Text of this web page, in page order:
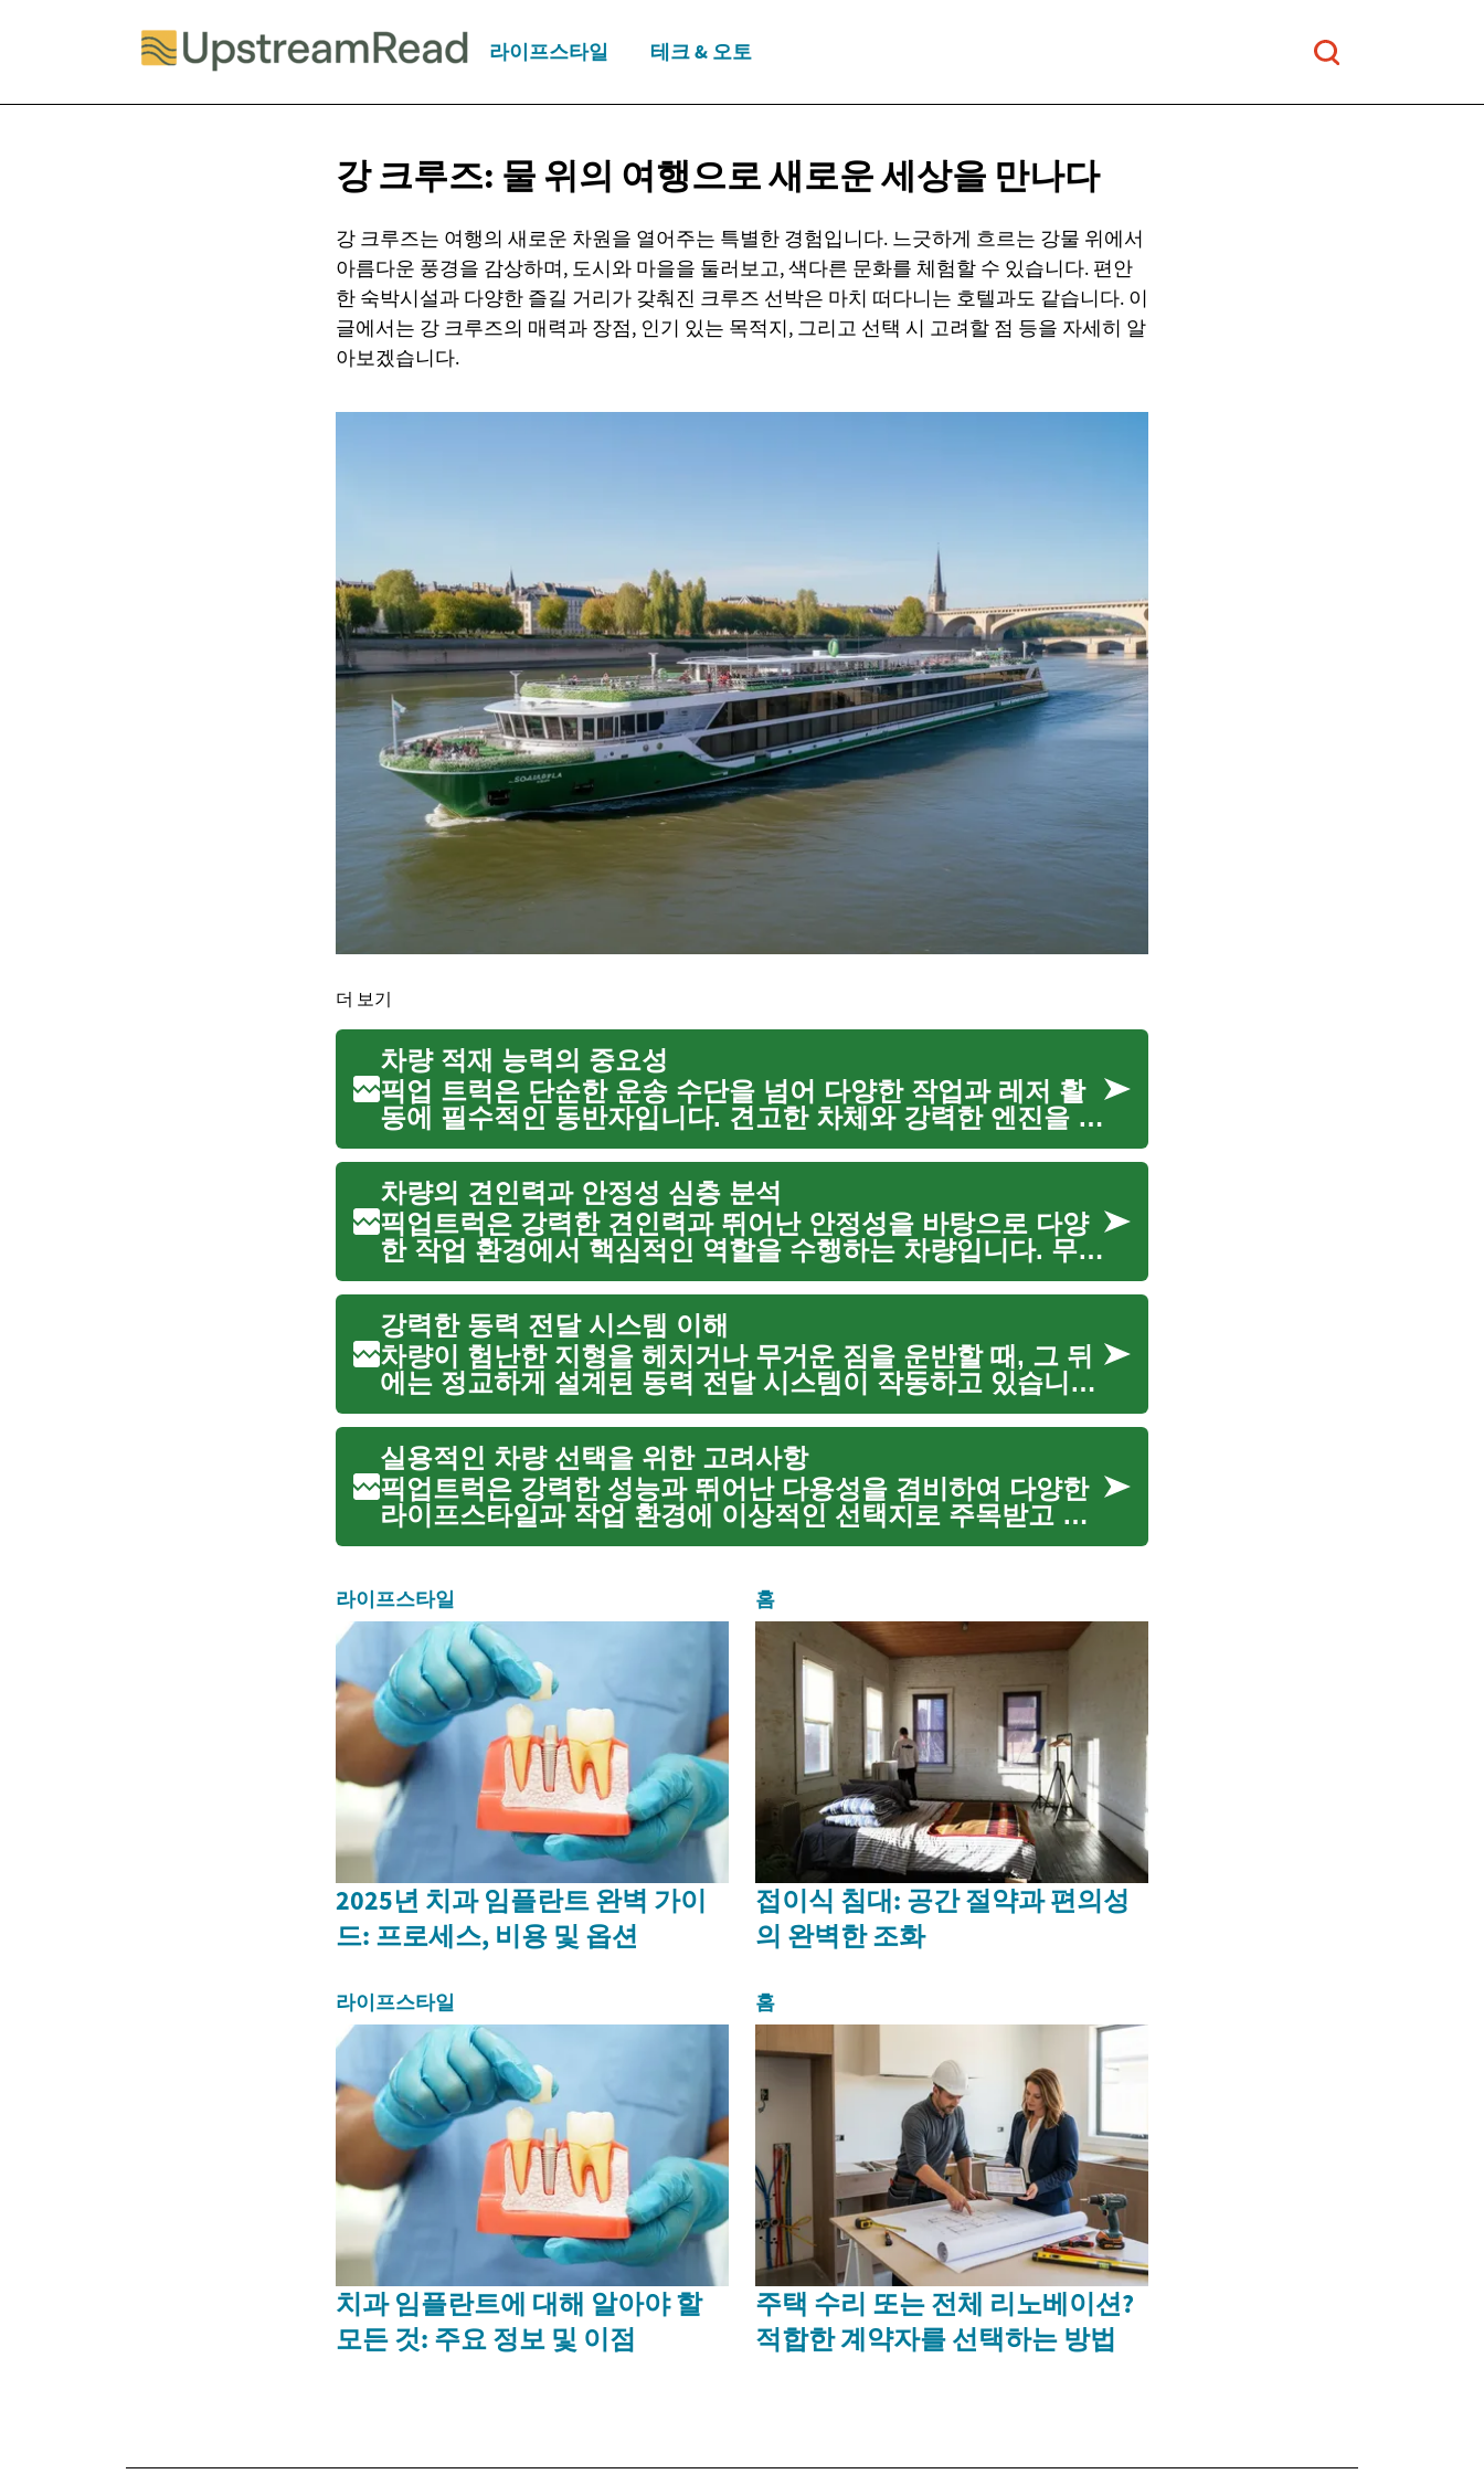
라이프스타일 테크 & 오토
강 크루즈: 물 위의 여행으로 새로운세상을 만나다
강 크루즈는 여행의 새로운 차원을 열어주는 특별한 경험입니다. 느긋하게 흐르는 강물 위에서
아름다운 풍경을 감상하며, 도시와 마을을 둘러보고, 색다른 문화를 체험할 수 있습니다. 편안
한 숙박시설과 다양한 즐길 거리가 갖춰진 크루즈 선박은 마치 떠다니는 호텔과도 같습니다. 이
글에서는 강 크루즈의 매력과 장점, 인기 있는 목적지, 그리고 선택 시 고려할 점 등을 자세히 알
아보겠습니다.
더 보기
차량 적재 능력의 중요성
픽업 트럭은 단순한 운송 수단을 넘어 다양한 작업과 레저 활
동에 필수적인 동반자입니다. 견고한 차체와 강력한 엔진을 바
탕으로 무거운 화물을 운반하고, 험난한 지형을 주파하며, 때
로는 이동식 작업장 역할을 하기도...
차량의 견인력과 안정성 심층 분석
픽업트럭은 강력한 견인력과 뛰어난 안정성을 바탕으로 다양
한 작업 환경에서 핵심적인 역할을 수행하는 차량입니다. 무거
운 짐을 운반하거나 대형 트레일러를 견인하는 데 특화되어 있
으며, 험난한 지형에서도 안정적인 주...
강력한 동력 전달 시스템 이해
차량이 험난한 지형을 헤치거나 무거운 짐을 운반할 때, 그 뒤
에는 정교하게 설계된 동력 전달 시스템이 작동하고 있습니다.
이 시스템은 엔진에서 생성된 힘을 바퀴로 효율적으로 전달하
여 차량이 다양한 작업과 환경에...
실용적인 차량 선택을 위한 고려사항
픽업트럭은 강력한 성능과 뛰어난 다용성을 겸비하여 다양한
라이프스타일과 작업 환경에 이상적인 선택지로 주목받고 있
습니다. 짐을 운반하거나, 트레일러를 견인하거나, 혹은 험난
라이프스타일
2025년 치과 임플란트 완벽 가이
드: 프로세스, 비용 및 옵션
홈
접이식 침대: 공간 절약과 편의성
의 완벽한 조화
라이프스타일
치과 임플란트에 대해 알아야 할
모든 것: 주요 정보 및 이점
홈
주택 수리 또는 전체 리노베이션?
적합한 계약자를 선택하는 방법